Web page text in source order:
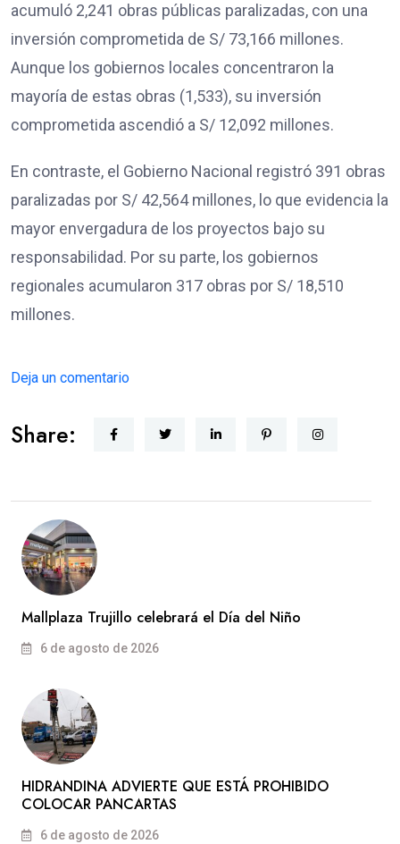
acumuló 2,241 obras públicas paralizadas, con una
inversión comprometida de S/ 73,166 millones.
Aunque los gobiernos locales concentraron la
mayoría de estas obras (1,533), su inversión
comprometida ascendió a S/ 12,092 millones.
En contraste, el Gobierno Nacional registró 391 obras
paralizadas por S/ 42,564 millones, lo que evidencia la
mayor envergadura de los proyectos bajo su
responsabilidad. Por su parte, los gobiernos
regionales acumularon 317 obras por S/ 18,510
millones.
Deja un comentario
Share:
Mallplaza Trujillo celebrará el Día del Niño
6 de agosto de 2026
HIDRANDINA ADVIERTE QUE ESTÁ PROHIBIDO
COLOCAR PANCARTAS
6 de agosto de 2026